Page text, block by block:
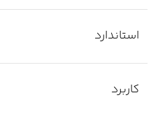
استاندارد
کاربرد